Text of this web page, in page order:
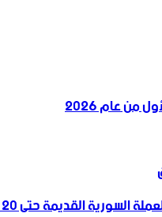
عام 2026
القديمة حتى 20 آب